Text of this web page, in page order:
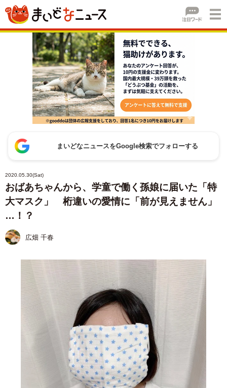
まいどなニュースをGoogle検索でフォローする
2020.05.30(Sat)
おばあちゃんから、学童で働く孫娘に届いた「特
大マスク」 桁違いの愛情に「前が見えません」
…！？
広畑 千春